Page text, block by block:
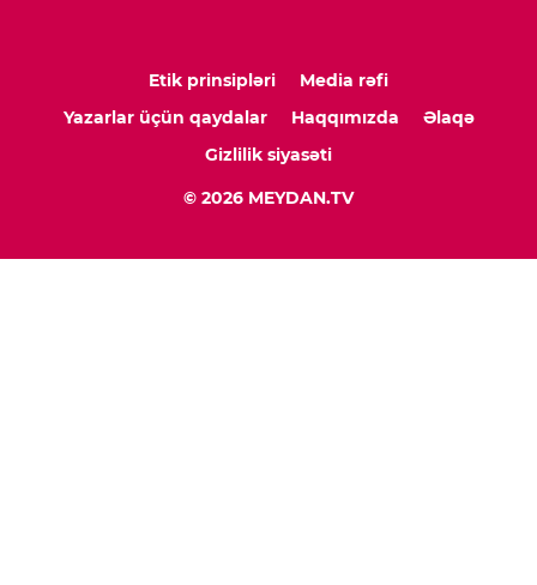
Etik prinsipləri
Media rəfi
Yazarlar üçün qaydalar
Haqqımızda
Əlaqə
Gizlilik siyasəti
© 2026 MEYDAN.TV